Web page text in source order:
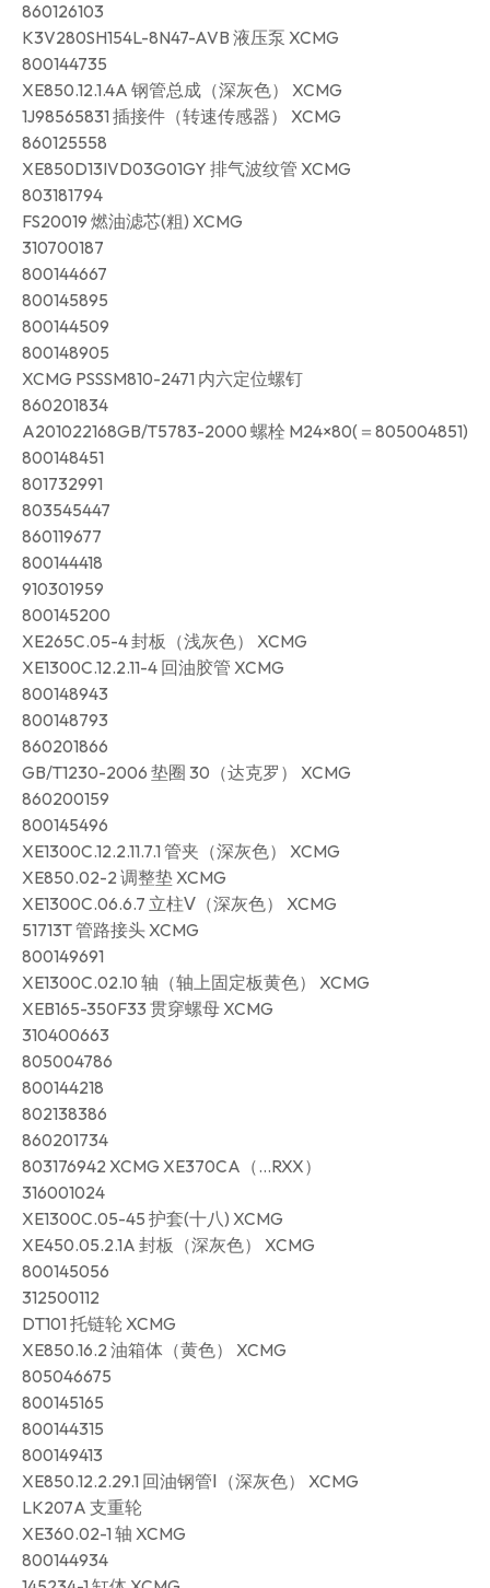
860126103
K3V280SH154L-8N47-AVB 液压泵 XCMG
800144735
XE850.12.1.4A 钢管总成（深灰色） XCMG
1J98565831 插接件（转速传感器） XCMG
860125558
XE850D13IVD03G01GY 排气波纹管 XCMG
803181794
FS20019 燃油滤芯(粗) XCMG
310700187
800144667
800145895
800144509
800148905
XCMG PSSSM810-2471 内六定位螺钉
860201834
A201022168GB/T5783-2000 螺栓 M24×80(＝805004851)
800148451
801732991
803545447
860119677
800144418
910301959
800145200
XE265C.05-4 封板（浅灰色） XCMG
XE1300C.12.2.11-4 回油胶管 XCMG
800148943
800148793
860201866
GB/T1230-2006 垫圈 30（达克罗） XCMG
860200159
800145496
XE1300C.12.2.11.7.1 管夹（深灰色） XCMG
XE850.02-2 调整垫 XCMG
XE1300C.06.6.7 立柱Ⅴ（深灰色） XCMG
51713T 管路接头 XCMG
800149691
XE1300C.02.10 轴（轴上固定板黄色） XCMG
XEB165-350F33 贯穿螺母 XCMG
310400663
805004786
800144218
802138386
860201734
803176942 XCMG XE370CA（…RXX）
316001024
XE1300C.05-45 护套(十八) XCMG
XE450.05.2.1A 封板（深灰色） XCMG
800145056
312500112
DT101 托链轮 XCMG
XE850.16.2 油箱体（黄色） XCMG
805046675
800145165
800144315
800149413
XE850.12.2.29.1 回油钢管Ⅰ（深灰色） XCMG
LK207A 支重轮
XE360.02-1 轴 XCMG
800144934